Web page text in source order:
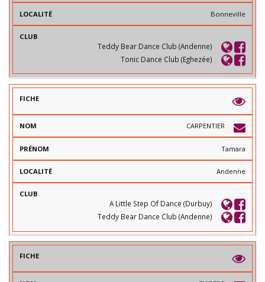
Bonneville
Teddy Bear Dance Club (Andenne)
Tonic Dance Club (Eghezée)
CARPENTIER
Tamara
Andenne
A Little Step Of Dance (Durbuy)
Teddy Bear Dance Club (Andenne)